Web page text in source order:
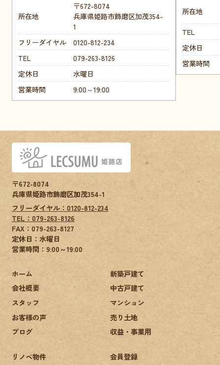
所在地
〒672-8074
兵庫県姫路市飾磨区加茂354-
1
フリーダイヤル
0120-812-234
TEL
079-263-8126
定休日
水曜日
営業時間
9:00～19:00
所在地
TEL
定休日
営業時間
〒672-8074
兵庫県姫路市飾磨区加茂354-1
フリーダイヤル：0120-812-234
TEL：079-263-8126
FAX： 079-263-8127
定休日：水曜日
営業時間：9:00～19:00
ホーム
会社概要
スタッフ
お客様の声
ブログ
新築戸建て
中古戸建て
マンション
売り土地
収益・事業用
リノベ物件
会員登録